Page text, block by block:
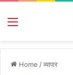
Menu
Home /व्यापार